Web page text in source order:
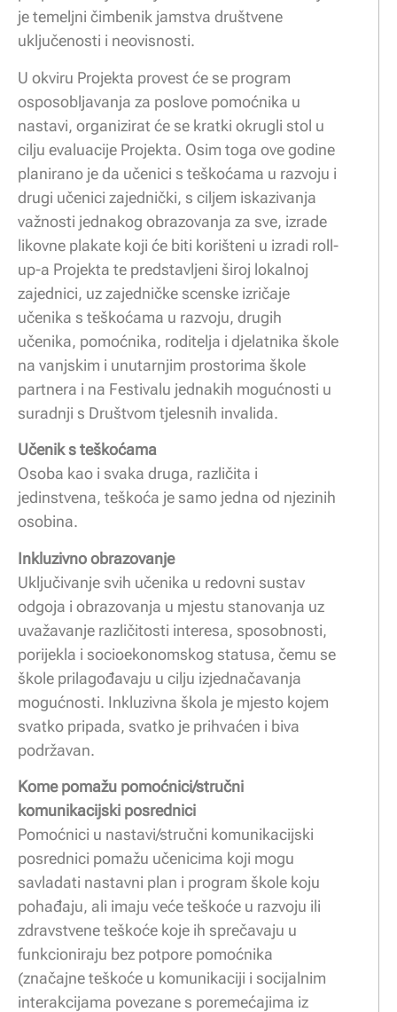
je temeljni čimbenik jamstva društvene
uključenosti i neovisnosti.
U okviru Projekta provest će se program
osposobljavanja za poslove pomoćnika u
nastavi, organizirat će se kratki okrugli stol u
cilju evaluacije Projekta. Osim toga ove godine
planirano je da učenici s teškoćama u razvoju i
drugi učenici zajednički, s ciljem iskazivanja
važnosti jednakog obrazovanja za sve, izrade
likovne plakate koji će biti korišteni u izradi roll-
up-a Projekta te predstavljeni široj lokalnoj
zajednici, uz zajedničke scenske izričaje
učenika s teškoćama u razvoju, drugih
učenika, pomoćnika, roditelja i djelatnika škole
na vanjskim i unutarnjim prostorima škole
partnera i na Festivalu jednakih mogućnosti u
suradnji s Društvom tjelesnih invalida.
Učenik s teškoćama
Osoba kao i svaka druga, različita i
jedinstvena, teškoća je samo jedna od njezinih
osobina.
Inkluzivno obrazovanje
Uključivanje svih učenika u redovni sustav
odgoja i obrazovanja u mjestu stanovanja uz
uvažavanje različitosti interesa, sposobnosti,
porijekla i socioekonomskog statusa, čemu se
škole prilagođavaju u cilju izjednačavanja
mogućnosti. Inkluzivna škola je mjesto kojem
svatko pripada, svatko je prihvaćen i biva
podržavan.
Kome pomažu pomoćnici/stručni
komunikacijski posrednici
Pomoćnici u nastavi/stručni komunikacijski
posrednici pomažu učenicima koji mogu
savladati nastavni plan i program škole koju
pohađaju, ali imaju veće teškoće u razvoju ili
zdravstvene teškoće koje ih sprečavaju u
funkcioniraju bez potpore pomoćnika
(značajne teškoće u komunikaciji i socijalnim
interakcijama povezane s poremećajima iz